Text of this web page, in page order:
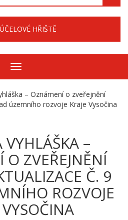
HŘIŠTĚ
Zobrazit/skrýt
navigaci
– Oznámení o zveřejnění
územního rozvoje Kraje Vysočina
VYHLÁŠKA –
ZVEŘEJNĚNÍ
Č. 9
ROZVOJE
VYSOČINA